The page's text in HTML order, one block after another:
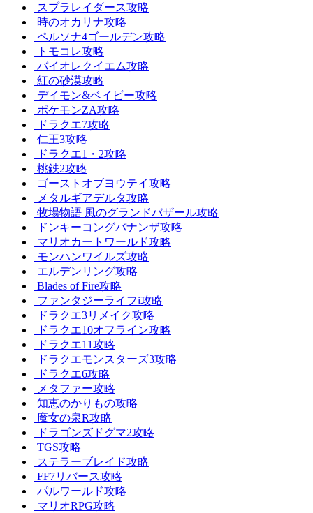
スプラレイダース攻略
時のオカリナ攻略
ペルソナ4ゴールデン攻略
トモコレ攻略
バイオレクイエム攻略
紅の砂漠攻略
デイモン&ベイビー攻略
ポケモンZA攻略
ドラクエ7攻略
仁王3攻略
ドラクエ1・2攻略
桃鉄2攻略
ゴーストオブヨウテイ攻略
メタルギアデルタ攻略
牧場物語 風のグランドバザール攻略
ドンキーコングバナンザ攻略
マリオカートワールド攻略
モンハンワイルズ攻略
エルデンリング攻略
Blades of Fire攻略
ファンタジーライフi攻略
ドラクエ3リメイク攻略
ドラクエ10オフライン攻略
ドラクエ11攻略
ドラクエモンスターズ3攻略
ドラクエ6攻略
メタファー攻略
知恵のかりもの攻略
魔女の泉R攻略
ドラゴンズドグマ2攻略
TGS攻略
ステラーブレイド攻略
FF7リバース攻略
パルワールド攻略
マリオRPG攻略